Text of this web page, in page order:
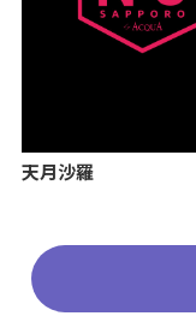
天月沙羅